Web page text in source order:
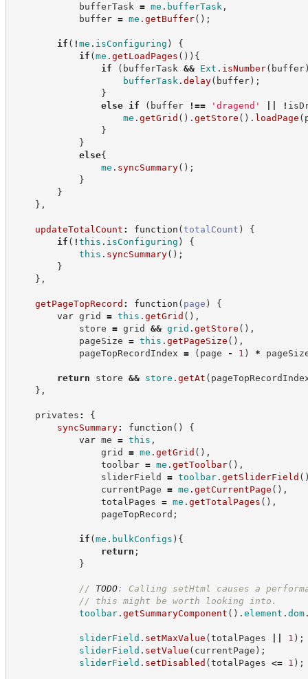
bufferTask = me . bufferTask ,
buffer = me . getBuffer( ) ;
if ( ! me . isConfiguring )
{
if (me . getLoadPages ( ) ) {
if
( bufferTask && Ext . isNumber( buffer
bufferTask . delay( buffer) ;
}
else
if ( buffer !== ' dragend ' !
me . getGrid ( ) . getStore ( ) . loadPage (
}
}
else{
me . syncSummary( ) ;
}
}
} ,
updateTotalCount : function (totalCount )
{
if ( ! this . isConfiguring )
{
this . syncSummary( ) ;
}
} ,
getPageTopRecord : function ( page )
{
var grid = this . getGrid ( ) ,
store = grid && grid . getStore ( ) ,
pageSize = this . getPageSize ( ) ,
pageTopRecordIndex = ( page - 1 ) *
return store && store . getAt (
} ,
privates :
{
syncSummary: function ( )
{
var me = this ,
grid = me . getGrid ( ) ,
toolbar = me . getToolbar( ) ,
sliderField = toolbar. getSliderField (
currentPage = me . getCurrentPage ( ) ,
totalPages = me . getTotalPages ( ) ,
pageTopRecord ;
if (me . bulkConfigs ) {
return ;
}
// TODO: Calling setHtml causes a
// this might be worth looking into.
toolbar. getSummaryComponent ( ) . element . dom
sliderField . setMaxValue (totalPages 1 ) ;
sliderField . setValue ( currentPage ) ;
sliderField . setDisabled (totalPages <= 1 ) ;